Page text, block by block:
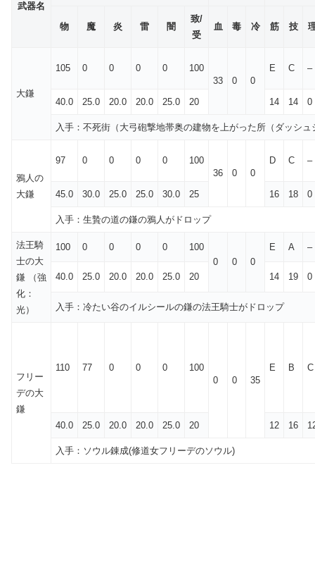
武器名
物 魔 炎 雷 闇
致/
受
血 毒 冷 筋 技
大鎌
105 0 0 0 0
100
33
0 0
E C –
40.0 25.0 20.0 20.0 25.0 20 14 14 0
入手：不死街（大弓砲撃地帯奥の建物を上がった所（ダッシ
鴉人の
大鎌
97 0 0 0 0
100
36
0 0
D C –
45.0 30.0 25.0 25.0 30.0 25 16 18 0
入手：生贄の道の鎌の鴉人がドロップ
法王騎
士の大
鎌 （強
化：
光）
100 0 0 0 0
100
0
0 0
E A –
40.0 25.0 20.0 20.0 25.0 20 14 19 0
入手：冷たい谷のイルシールの鎌の法王騎士がドロップ
フリー
デの大
鎌
110 77 0 0 0
100
0
0 35
E B C
40.0 25.0 20.0 20.0 25.0 20 12 16
入手：ソウル錬成(修道女フリーデのソウル)